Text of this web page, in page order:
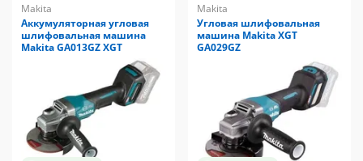
Makita
Аккумуляторная угловая
шлифовальная машина
Makita GA013GZ XGT
Makita
Угловая шлифовальная
машина Makita XGT
GA029GZ